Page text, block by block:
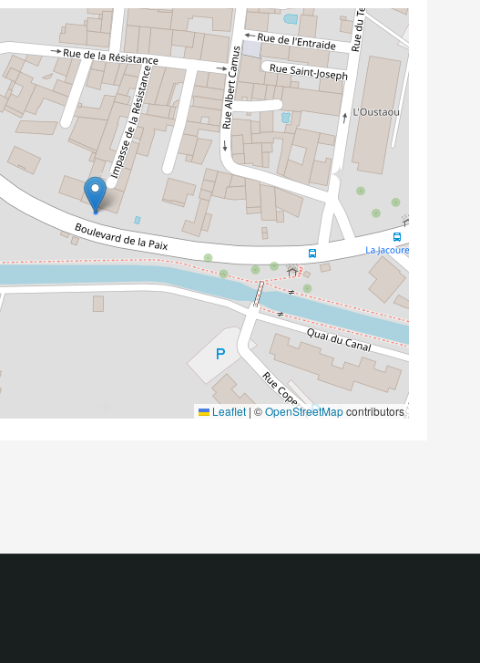
Leaflet | ©OpenStreetMapcontributors